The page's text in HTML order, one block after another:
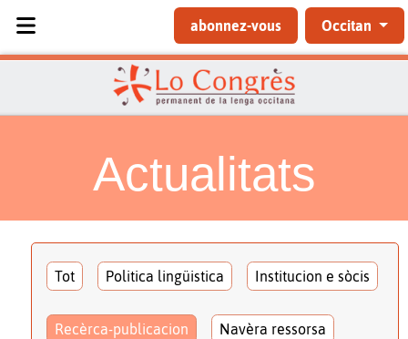
abonnez-vous Occitan
Actualitats
Tot Politica lingüistica Institucion e sòcis
Recèrca-publicacion Navèra ressorsa